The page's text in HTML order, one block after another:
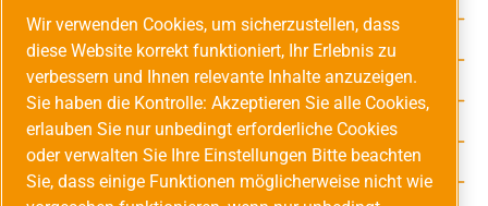
Service-Hotline
Unsere Vorteile
Versandarten
Zahlungsarten
Adresse
Wir verwenden Cookies, um sicherzustellen, dass
diese Website korrekt funktioniert, Ihr Erlebnis zu
verbessern und Ihnen relevante Inhalte anzuzeigen.
Sie haben die Kontrolle: Akzeptieren Sie alle Cookies,
erlauben Sie nur unbedingt erforderliche Cookies
oder verwalten Sie Ihre Einstellungen Bitte beachten
Sie, dass einige Funktionen möglicherweise nicht wie